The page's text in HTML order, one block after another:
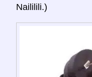
Naililili.)